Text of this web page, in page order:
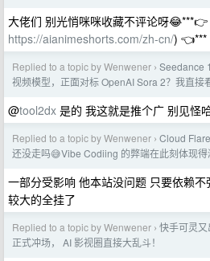
大佬们 别光悄咪咪收藏不评论呀
https://aianimeshorts.com/zh-cn/) 👈***
Replied to a topic by Wenwener › Seedance
视频模型，正面对标 OpenAI Sora 2？我直接
@tool2dx 是的 我这就是推个广 别见怪
Replied to a topic by Wenwener › Cloud
还没走吗😅Vibe Codiing 的弊端在此刻体现得
一部分受影响 他本站没问题 只要依赖
较大的全挂了
Replied to a topic by Wenwener › 快手可灵又
正式冲场， AI 影视圈直接大乱斗！